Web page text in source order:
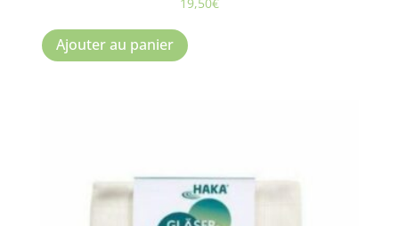
Ajouter au panier